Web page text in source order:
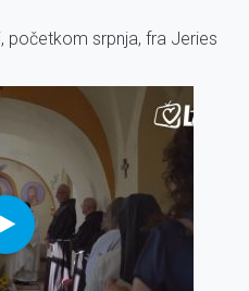
početkom srpnja, fra Jeries
jeruzalemskog